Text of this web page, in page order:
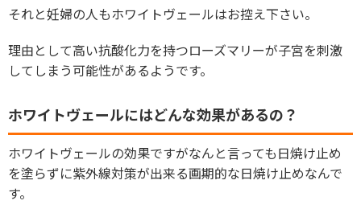
それと妊婦の人もホワイトヴェールはお控え下さい。
理由として高い抗酸化力を持つローズマリーが子宮を刺激
してしまう可能性があるようです。
ホワイトヴェールにはどんな効果があるの？
ホワイトヴェールの効果ですがなんと言っても日焼け止め
を塗らずに紫外線対策が出来る画期的な日焼け止めなんで
す。